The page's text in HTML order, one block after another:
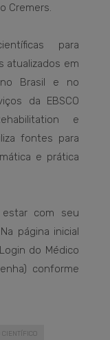
Cremers.
para
atualizados em
Brasil e no
da EBSCO
e
fontes para
e prática
com seu
página inicial
do Médico
conforme
CIENTÍFICO